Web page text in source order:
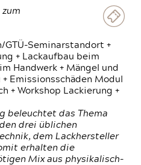
GTÜ-Seminarstandort +
+ Lackaufbau beim
Handwerk + Mängel und
Emissionsschäden Modul
+ Workshop Lackierung +
beleuchtet das Thema
drei üblichen
dem Lackhersteller
erhalten die
Mix aus physikalisch-